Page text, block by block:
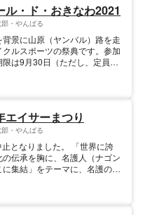
ル・ド・おきなわ2021
・やんばる
景に山原（ヤンバル）路を走
クルスポーツの祭典です。参加
は9月30日（ただし、定員に
エイサーまつり
・やんばる
となりました。 「世界に誇
伝承を胸に、名護人（ナゴン
集結」をテーマに、名護の各